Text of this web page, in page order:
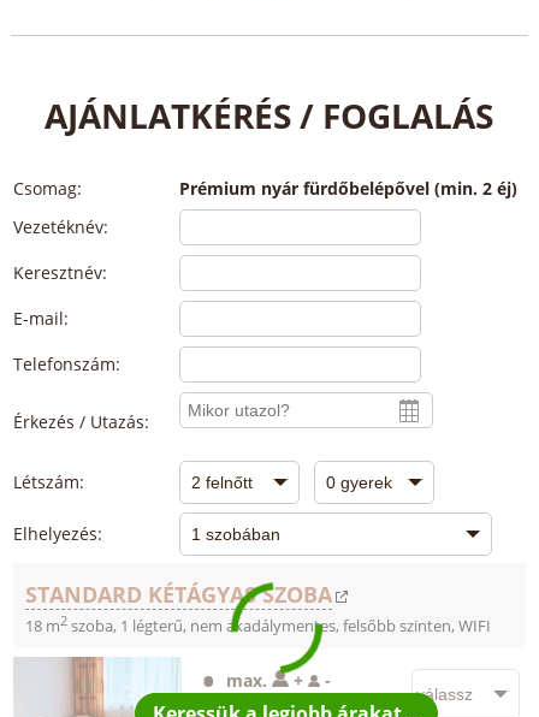
AJÁNLATKÉRÉS / FOGLALÁS
Csomag:
Prémium nyár fürdőbelépővel (min. 2 éj)
Vezetéknév:
Keresztnév:
E-mail:
Telefonszám:
Érkezés / Utazás:
Létszám:
Elhelyezés:
STANDARD KÉTÁGYAS SZOBA
18 m2szoba, 1 légterű, nem akadálymentes, felsőbb szinten, WIFI
max. +
-
félpanzióval